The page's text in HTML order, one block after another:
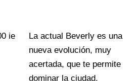
La actual Beverly es una
nueva evolución, muy
acertada, que te permite
dominar la ciudad.